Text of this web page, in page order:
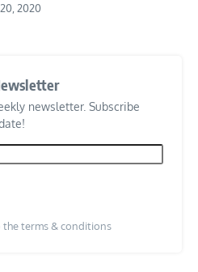
2020
newsletter. Subscribe
the terms & conditions